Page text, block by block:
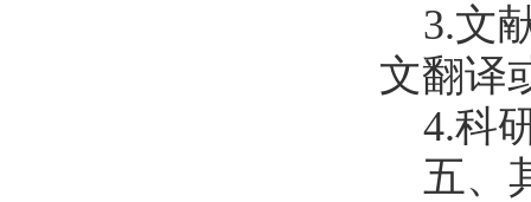
3.文
文翻译
4.科
五、